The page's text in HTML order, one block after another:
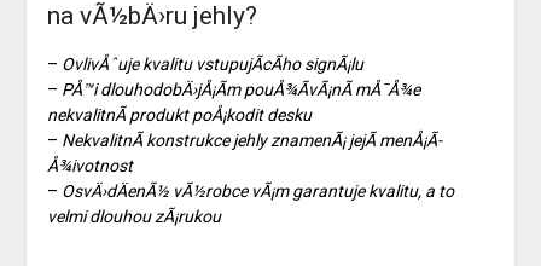
na vÃ½bÄ›ru jehly?
– OvlivÅˆuje kvalitu vstupujÃ­cÃ­ho signÃ¡lu
– PÅ™i dlouhodobÄ›jÅ¡Ã­m pouÅ¾Ã­vÃ¡nÃ­ mÅ¯Å¾e
nekvalitnÃ­ produkt poÅ¡kodit desku
– NekvalitnÃ­ konstrukce jehly znamenÃ¡ jejÃ­ menÅ¡Ã­
Å¾ivotnost
– OsvÄ›dÄenÃ½ vÃ½robce vÃ¡m garantuje kvalitu, a to
velmi dlouhou zÃ¡rukou